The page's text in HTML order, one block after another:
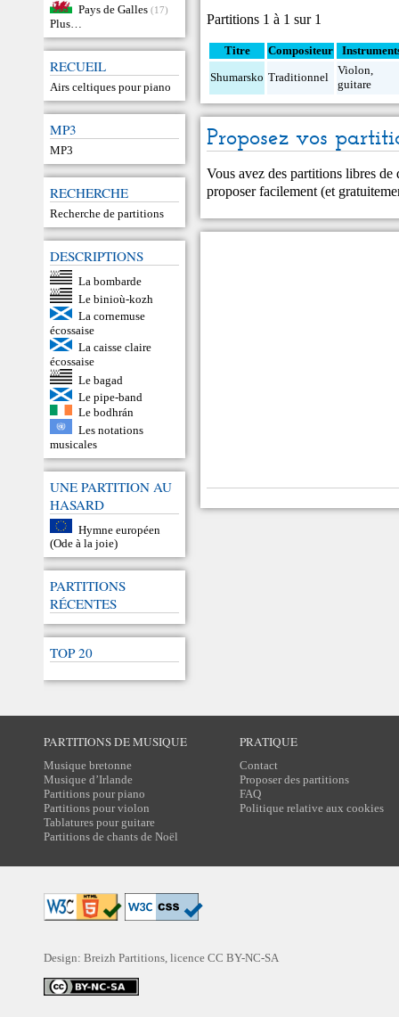
Pays de Galles (17)
Plus…
RECUEIL
Airs celtiques pour piano
MP3
MP3
RECHERCHE
Recherche de partitions
DESCRIPTIONS
La bombarde
Le binioù-kozh
La cornemuse
écossaise
La caisse claire
écossaise
Le bagad
Le pipe-band
Le bodhrán
Les notations
musicales
UNE PARTITION AU
HASARD
Hymne européen
(Ode à la joie)
PARTITIONS
RÉCENTES
TOP 20
Partitions 1 à 1 sur 1
Titre Compositeur
Shumarsko Traditionnel
Violon,
guitare
Proposez vos
Vous avez des partitions libres
proposer facilement (et
PARTITIONS DE MUSIQUE
Musique bretonne
Musique d’Irlande
Partitions pour piano
Partitions pour violon
Tablatures pour guitare
Partitions de chants de Noël
PRATIQUE
Contact
Proposer des partitions
FAQ
Politique relative aux cookies
Design: Breizh Partitions, licence CC BY-NC-SA